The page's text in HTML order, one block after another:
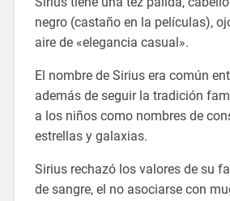
negro (castaño en la películas),
aire de «elegancia casual».
El nombre de Sirius era común
además de seguir la tradición
a los niños como nombres de
estrellas y galaxias.
Sirius rechazó los valores de su
de sangre, el no asociarse con